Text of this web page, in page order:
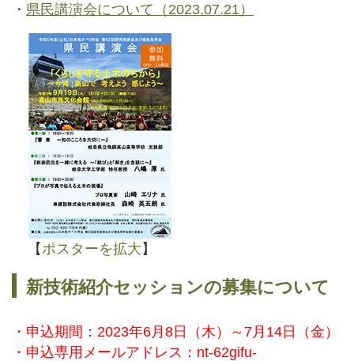
・ 県民講演会について（2023.07.21）
【ポスターを拡大 】
新技術紹介セッションの募集について
・申込期間：2023年6月8日（木）～7月14日（金）
・申込専用メールアドレス：nt-62gifu-